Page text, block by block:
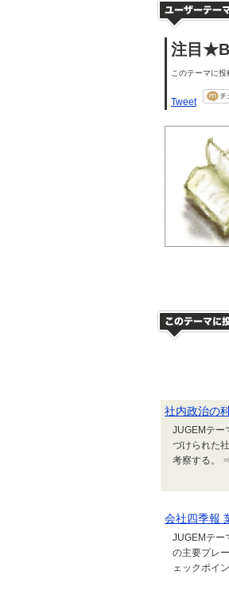
注目
このテーマに
Tweet
社内政治の
JUGEMテー
づけられた
考察する。
会社四季報
JUGEMテー
の主要プレ
ェックポイ